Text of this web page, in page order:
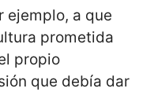
ejemplo, a que
prometida
propio
que debía dar